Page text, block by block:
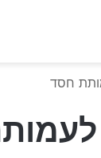
חסד